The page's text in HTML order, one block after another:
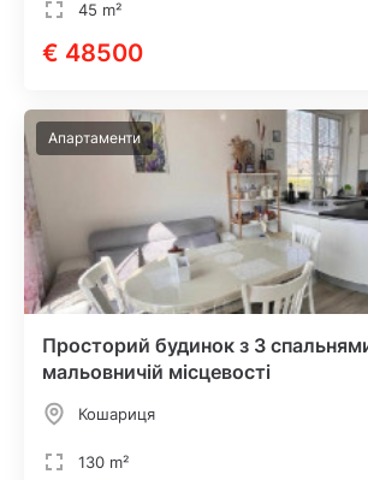
45 m²
€ 48500
Апартаменти
Просторий будинок з 3
мальовничій місцевості
Кошариця
130 m²